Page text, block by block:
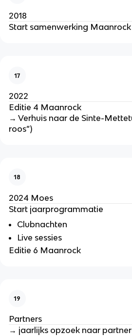
2018
Start samenwerking Maanrock
17
2022
Editie 4 Maanrock
→ Verhuis naar de Sinte-
roos”)
18
2024 Moes
Start jaarprogrammatie
Clubnachten
Live sessies
Editie 6 Maanrock
19
Partners
→ jaarlijks opzoek naar